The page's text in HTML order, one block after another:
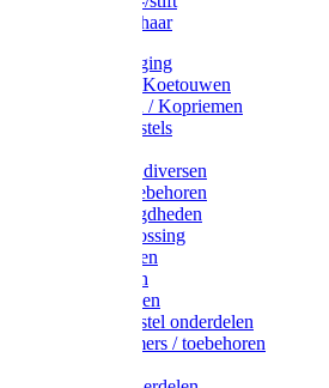
Veemerkschaar
Uierverzorging
Halsters & Koetouwen
Halsriemen / Kopriemen
Koerugborstels
Koe / Stier diversen
Melkers toebehoren
Stalbenodigdheden
Kalververlossing
Stierenringen
Onthoornen
Kalverflessen
Koerugborstel onderdelen
Kalveremmers / toebehoren